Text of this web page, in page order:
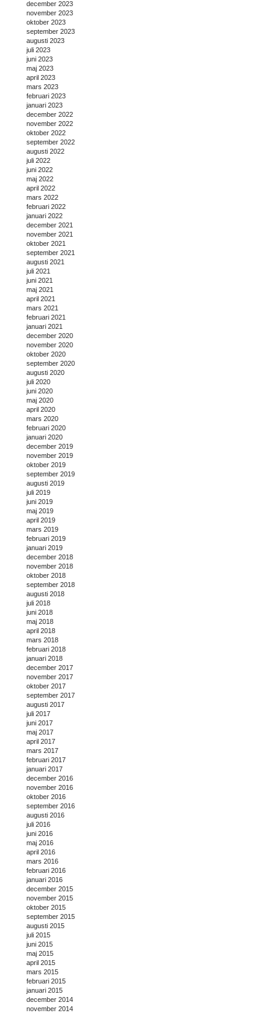
december 2023
november 2023
oktober 2023
september 2023
augusti 2023
juli 2023
juni 2023
maj 2023
april 2023
mars 2023
februari 2023
januari 2023
december 2022
november 2022
oktober 2022
september 2022
augusti 2022
juli 2022
juni 2022
maj 2022
april 2022
mars 2022
februari 2022
januari 2022
december 2021
november 2021
oktober 2021
september 2021
augusti 2021
juli 2021
juni 2021
maj 2021
april 2021
mars 2021
februari 2021
januari 2021
december 2020
november 2020
oktober 2020
september 2020
augusti 2020
juli 2020
juni 2020
maj 2020
april 2020
mars 2020
februari 2020
januari 2020
december 2019
november 2019
oktober 2019
september 2019
augusti 2019
juli 2019
juni 2019
maj 2019
april 2019
mars 2019
februari 2019
januari 2019
december 2018
november 2018
oktober 2018
september 2018
augusti 2018
juli 2018
juni 2018
maj 2018
april 2018
mars 2018
februari 2018
januari 2018
december 2017
november 2017
oktober 2017
september 2017
augusti 2017
juli 2017
juni 2017
maj 2017
april 2017
mars 2017
februari 2017
januari 2017
december 2016
november 2016
oktober 2016
september 2016
augusti 2016
juli 2016
juni 2016
maj 2016
april 2016
mars 2016
februari 2016
januari 2016
december 2015
november 2015
oktober 2015
september 2015
augusti 2015
juli 2015
juni 2015
maj 2015
april 2015
mars 2015
februari 2015
januari 2015
december 2014
november 2014